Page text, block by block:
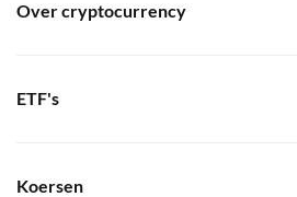
Over cryptocurrency
ETF's
Koersen